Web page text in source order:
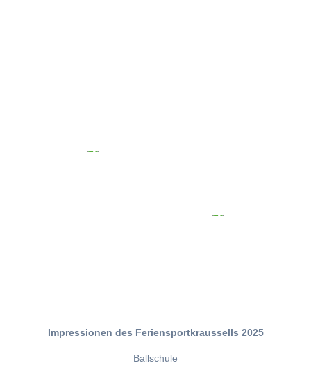
Impressionen des Feriensportkraussells 2025
Ballschule